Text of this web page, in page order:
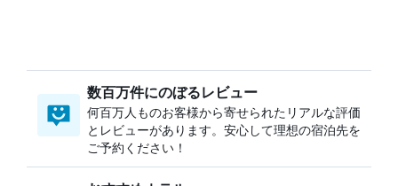
数百万件にのぼるレビュー
何百万人ものお客様から寄せられたリアルな評価
とレビューがあります。安心して理想の宿泊先を
ご予約ください！